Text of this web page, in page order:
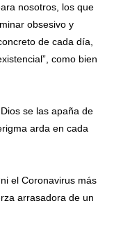
nosotros, los que
obsesivo y
de cada día,
como bien
se las apaña de
arda en cada
el Coronavirus más
arrasadora de un